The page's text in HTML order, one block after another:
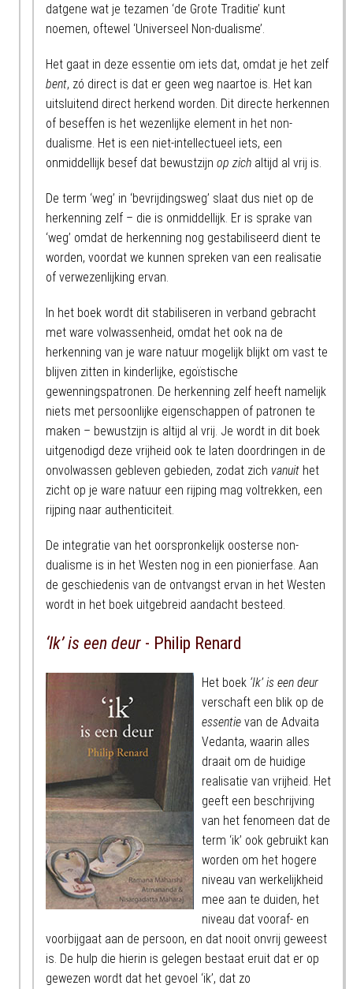
datgene wat je tezamen ‘de Grote Traditie’ kunt
noemen, oftewel ‘Universeel Non-dualisme’.
Het gaat in deze essentie om iets dat, omdat je het zelf
bent, zó direct is dat er geen weg naartoe is. Het kan
uitsluitend direct herkend worden. Dit directe herkennen
of beseffen is het wezenlijke element in het non-
dualisme. Het is een niet-intellectueel iets, een
onmiddellijk besef dat bewustzijn op zichaltijd al vrij is.
De term ‘weg’ in ‘bevrijdingsweg’ slaat dus niet op de
herkenning zelf – die is onmiddellijk. Er is sprake van
‘weg’ omdat de herkenning nog gestabiliseerd dient te
worden, voordat we kunnen spreken van een realisatie
of verwezenlijking ervan.
In het boek wordt dit stabiliseren in verband gebracht
met ware volwassenheid, omdat het ook na de
herkenning van je ware natuur mogelijk blijkt om vast te
blijven zitten in kinderlijke, egoïstische
gewenningspatronen. De herkenning zelf heeft namelijk
niets met persoonlijke eigenschappen of patronen te
maken – bewustzijn is altijd al vrij. Je wordt in dit boek
uitgenodigd deze vrijheid ook te laten doordringen in de
onvolwassen gebleven gebieden, zodat zich vanuithet
zicht op je ware natuur een rijping mag voltrekken, een
rijping naar authenticiteit.
De integratie van het oorspronkelijk oosterse non-
dualisme is in het Westen nog in een pionierfase. Aan
de geschiedenis van de ontvangst ervan in het Westen
wordt in het boek uitgebreid aandacht besteed.
‘Ik’ is een deur- Philip Renard
Het boek ‘Ik’ is een deur
verschaft een blik op de
essentievan de Advaita
Vedanta, waarin alles
draait om de huidige
realisatie van vrijheid. Het
geeft een beschrijving
van het fenomeen dat de
term ‘ik’ ook gebruikt kan
worden om het hogere
niveau van werkelijkheid
mee aan te duiden, het
niveau dat vooraf- en
voorbijgaat aan de persoon, en dat nooit onvrij geweest
is. De hulp die hierin is gelegen bestaat eruit dat er op
gewezen wordt dat het gevoel ‘ik’, dat zo